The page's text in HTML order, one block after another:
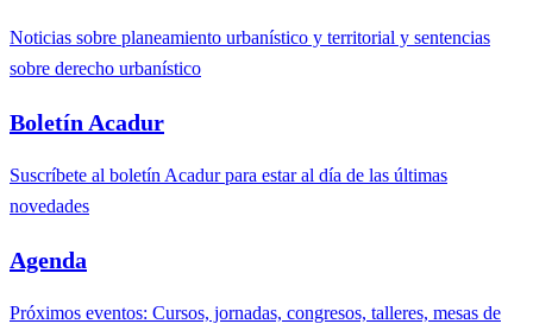
Noticias sobre planeamiento urbanístico y territorial y sentencias
sobre derecho urbanístico
Boletín Acadur
Suscríbete al boletín Acadur para estar al día de las últimas
novedades
Agenda
Próximos eventos: Cursos, jornadas, congresos, talleres, mesas de